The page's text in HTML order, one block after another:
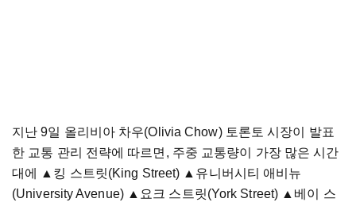
지난 9일 올리비아 차우(Olivia Chow) 토론토 시장이 발표
한 교통 관리 전략에 따르면, 주중 교통량이 가장 많은 시간
대에 ▲킹 스트릿(King Street) ▲유니버시티 애비뉴
(University Avenue) ▲요크 스트릿(York Street) ▲베이 스